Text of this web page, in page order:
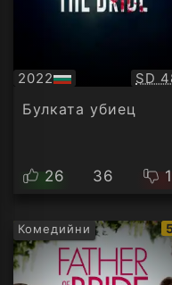
2022
БГ
аудио
SD
Булката убиец
26 36
Комедийни